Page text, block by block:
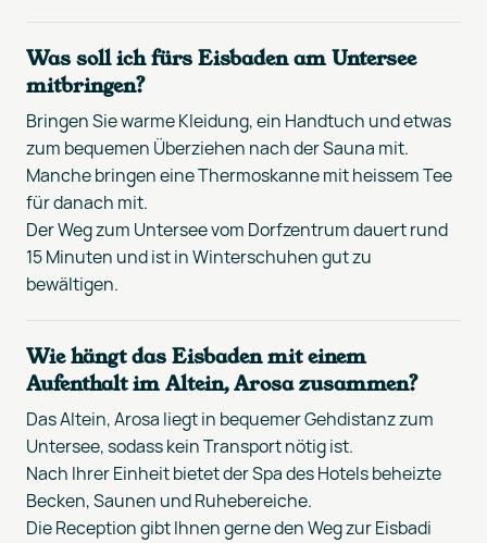
Was soll ich fürs Eisbaden am Untersee
mitbringen?
Bringen Sie warme Kleidung, ein Handtuch und etwas
zum bequemen Überziehen nach der Sauna mit.
Manche bringen eine Thermoskanne mit heissem Tee
für danach mit.
Der Weg zum Untersee vom Dorfzentrum dauert rund
15 Minuten und ist in Winterschuhen gut zu
bewältigen.
Wie hängt das Eisbaden mit einem
Aufenthalt im Altein, Arosa zusammen?
Das Altein, Arosa liegt in bequemer Gehdistanz zum
Untersee, sodass kein Transport nötig ist.
Nach Ihrer Einheit bietet der Spa des Hotels beheizte
Becken, Saunen und Ruhebereiche.
Die Reception gibt Ihnen gerne den Weg zur Eisbadi